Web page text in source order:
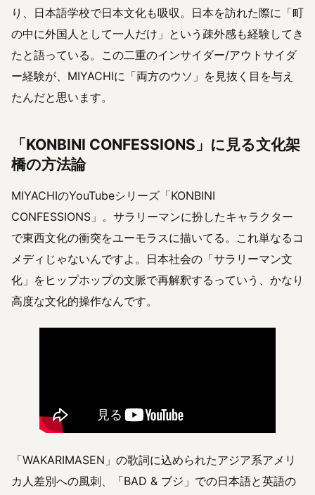
り、日本語学校で日本文化も吸収。日本を訪れた際に「町
の中に外国人として一人だけ」という疎外感も経験してき
たと語っている。この二重のインサイダー/アウトサイダ
ー経験が、MIYACHIに「両方のウソ」を見抜く目を与え
たんだと思います。
「KONBINI CONFESSIONS」に見る文化架
橋の方法論
MIYACHIのYouTubeシリーズ「KONBINI
CONFESSIONS」。サラリーマンに扮したキャラクター
で東西文化の衝突をユーモラスに描いてる。これ単なるコ
メディじゃないんですよ。日本社会の「サラリーマン文
化」をヒップホップの文脈で再解釈するっていう、かなり
高度な文化的操作なんです。
「WAKARIMASEN」の歌詞に込められたアジア系アメリ
カ人差別への風刺、「BAD & ブジ」での日本語と英語の